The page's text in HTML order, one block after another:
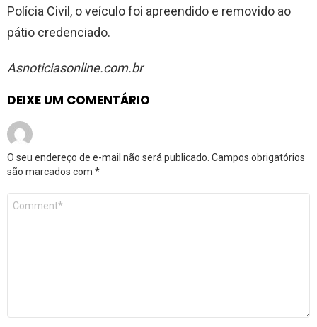
Polícia Civil, o veículo foi apreendido e removido ao
pátio credenciado.
Asnoticiasonline.com.br
DEIXE UM COMENTÁRIO
O seu endereço de e-mail não será publicado. Campos obrigatórios
são marcados com *
Comentário